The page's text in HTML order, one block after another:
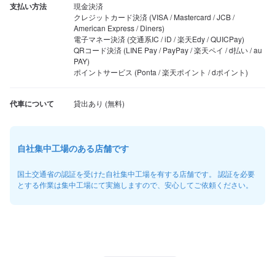
支払い方法
現金決済
クレジットカード決済 (VISA / Mastercard / JCB /
American Express / Diners)
電子マネー決済 (交通系IC / iD / 楽天Edy / QUICPay)
QRコード決済 (LINE Pay / PayPay / 楽天ペイ / d払い / au
PAY)
ポイントサービス (Ponta / 楽天ポイント / dポイント)
代車について
自社集中工場のある店舗です
国土交通省の認証を受けた自社集中工場を有する店舗です。 認証を必要
とする作業は集中工場にて実施しますので、安心してご依頼ください。